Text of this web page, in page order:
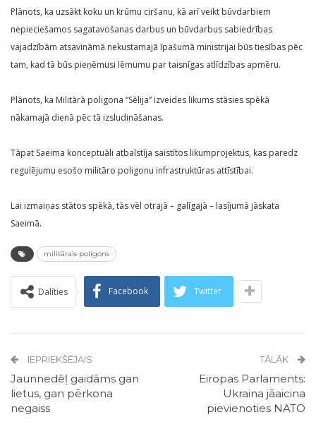
Plānots, ka uzsākt koku un krūmu ciršanu, kā arī veikt būvdarbiem
nepieciešamos sagatavošanas darbus un būvdarbus sabiedrības
vajadzībām atsavināmā nekustamajā īpašumā ministrijai būs tiesības pēc
tam, kad tā būs pieņēmusi lēmumu par taisnīgas atlīdzības apmēru.
Plānots, ka Militārā poligona “Sēlija” izveides likums stāsies spēkā
nākamajā dienā pēc tā izsludināšanas.
Tāpat Saeima konceptuāli atbalstīja saistītos likumprojektus, kas paredz
regulējumu esošo militāro poligonu infrastruktūras attīstībai.
Lai izmaiņas stātos spēkā, tās vēl otrajā – galīgajā – lasījumā jāskata
Saeimā.
militārais poligons
Dalīties Facebook Twitter
IEPRIEKŠĒJAIS
Jaunnedēļ gaidāms gan
lietus, gan pērkona
negaiss
TĀLĀK
Eiropas Parlaments:
Ukraina jāaicina
pievienoties NATO